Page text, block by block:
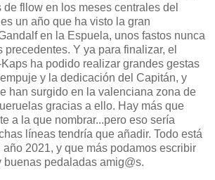
fllow en los meses centrales del
un año que ha visto la gran
en la Espuela, unos fastos nunca
Y ya para finalizar, el
ha podido realizar grandes gestas
y la dedicación del Capitán, y
han surgido en la valenciana zona de
gracias a ello. Hay más que
a la que nombrar...pero eso sería
líneas tendría que añadir. Todo está
2021, y que más podamos escribir
buenas pedaladas amig@s.